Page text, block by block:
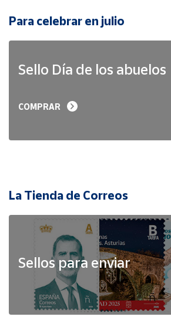
Para celebrar en julio
Sello Día de los abuelos
COMPRAR
La Tienda de Correos
Sellos para enviar